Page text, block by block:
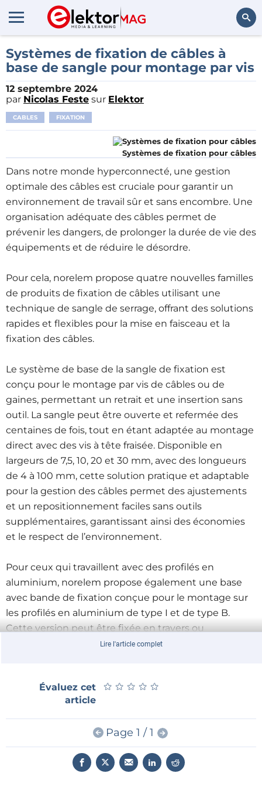
Rechercher
Systèmes de fixation de câbles à
base de sangle pour montage par vis
12 septembre 2024
par Nicolas Feste sur Elektor
CABLES FIXATION
Systèmes de fixation pour câbles
Dans notre monde hyperconnecté, une gestion
optimale des câbles est cruciale pour garantir un
environnement de travail sûr et sans encombre. Une
organisation adéquate des câbles permet de
prévenir les dangers, de prolonger la durée de vie des
équipements et de réduire le désordre.
Pour cela, norelem propose quatre nouvelles familles
de produits de fixation de câbles utilisant une
technique de sangle de serrage, offrant des solutions
rapides et flexibles pour la mise en faisceau et la
fixation des câbles.
Le système de base de la sangle de fixation est
conçu pour le montage par vis de câbles ou de
gaines, permettant un retrait et une insertion sans
outil. La sangle peut être ouverte et refermée des
centaines de fois, tout en étant adaptée au montage
direct avec des vis à tête fraisée. Disponible en
largeurs de 7,5, 10, 20 et 30 mm, avec des longueurs
de 4 à 100 mm, cette solution pratique et adaptable
pour la gestion des câbles permet des ajustements
et un repositionnement faciles sans outils
supplémentaires, garantissant ainsi des économies
et le respect de l’environnement.
Pour ceux qui travaillent avec des profilés en
aluminium, norelem propose également une base
avec bande de fixation conçue pour le montage sur
les profilés en aluminium de type I et de type B.
Cette version peut être fixée en travers ou
parallèlement à la rainure du profilé avec un angle
plages de serrage de 4 à 60 mm. Ce produit s’intègre
parfaitement aux profilés en aluminium et offre une
solution de gestion des câbles sûre et ajustable pour
les systèmes basés sur des profilés. Les options de
montage sans outil permettent d’économiser du
temps et des efforts, améliorant ainsi la productivité
Lire l'article complet
Évaluez cet
article
★ ★ ★ ★ ★
★ ★ ★ ★ ★
Page 1 / 1